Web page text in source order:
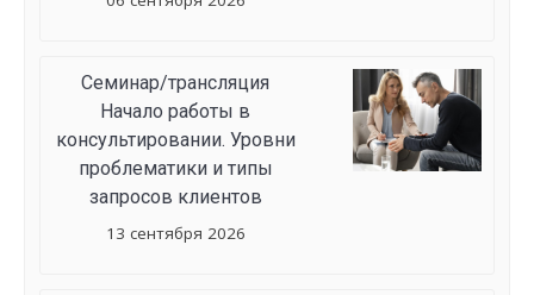
Семинар/трансляция
Начало работы в
консультировании. Уровни
проблематики и типы
запросов клиентов
13 сентября 2026